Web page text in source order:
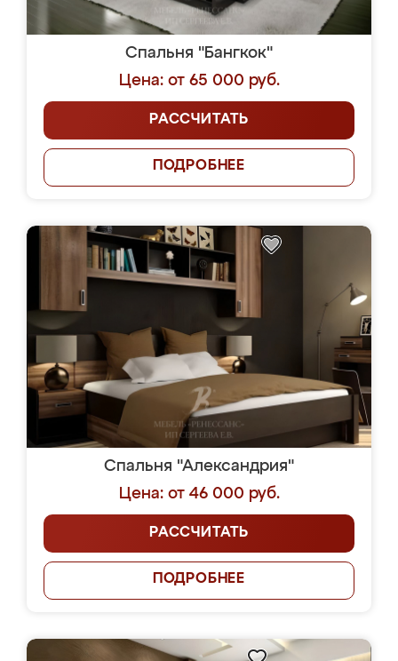
Спальня "Бангкок"
Цена: от 65 000 руб.
РАССЧИТАТЬ
ПОДРОБНЕЕ
Спальня "Александрия"
Цена: от 46 000 руб.
РАССЧИТАТЬ
ПОДРОБНЕЕ